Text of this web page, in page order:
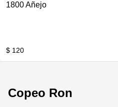
1800 Añejo
$ 120
Copeo Ron